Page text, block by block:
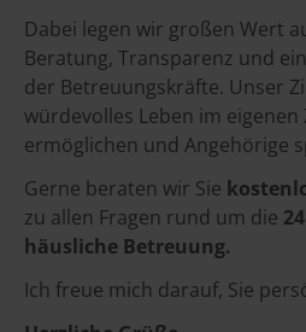
Dabei legen wir großen Wert
Beratung, Transparenz und
der Betreuungskräfte. Unser
würdevolles Leben im eigenen
ermöglichen und Angehörige
Gerne beraten wir Sie
zu allen Fragen rund um die
häusliche Betreuung.
Ich freue mich darauf, Sie